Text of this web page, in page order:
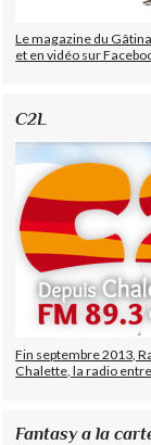
Le magazine du
et en vidéo sur
C2L
Fin septembre 2013,
Chalette, la radio
Fantasy a la